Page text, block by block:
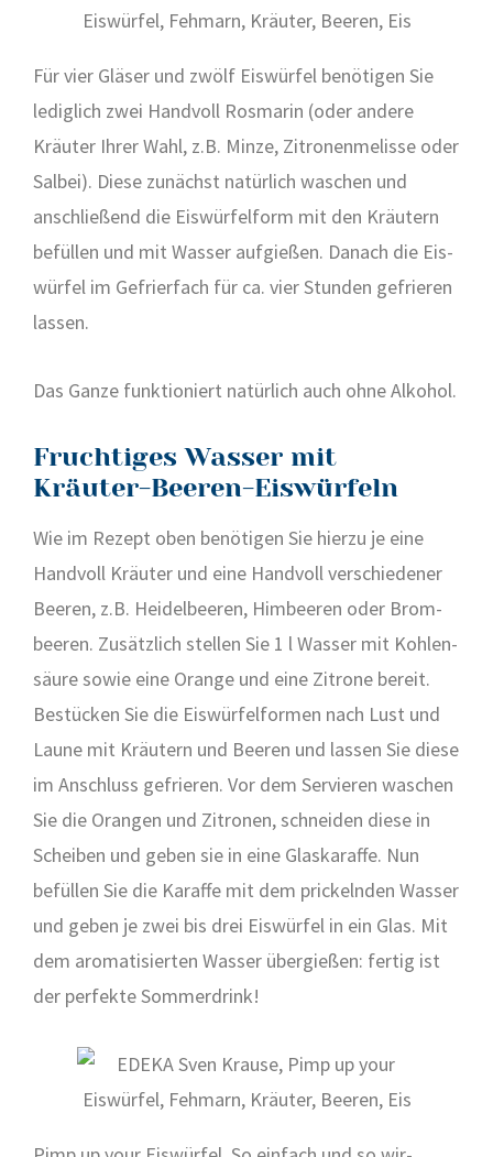
Für vier Glä­ser und zwölf Eis­wür­fel benö­ti­gen Sie
ledig­lich zwei Hand­voll Ros­ma­rin (oder ande­re
Kräu­ter Ihrer Wahl, z.B. Min­ze, Zitro­nen­me­lis­se oder
Sal­bei). Die­se zunächst natür­lich waschen und
anschlie­ßend die Eis­wür­fel­form mit den Kräu­tern
befül­len und mit Was­ser auf­gie­ßen. Danach die Eis­
wür­fel im Gefrier­fach für ca. vier Stun­den gefrie­ren
las­sen.
Das Gan­ze funk­tio­niert natür­lich auch ohne Alko­hol.
Fruchtiges Wasser mit
Kräuter-Beeren-Eiswürfeln
Wie im Rezept oben benö­ti­gen Sie hier­zu je eine
Hand­voll Kräu­ter und eine Hand­voll ver­schie­de­ner
Bee­ren, z.B. Hei­del­bee­ren, Him­bee­ren oder Brom­
bee­ren. Zusätz­lich stel­len Sie 1 l Was­ser mit Koh­len­
säu­re sowie eine Oran­ge und eine Zitro­ne bereit.
Bestü­cken Sie die Eis­wür­fel­for­men nach Lust und
Lau­ne mit Kräu­tern und Bee­ren und las­sen Sie die­se
im Anschluss gefrie­ren. Vor dem Ser­vie­ren waschen
Sie die Oran­gen und Zitro­nen, schnei­den die­se in
Schei­ben und geben sie in eine Glas­ka­raf­fe. Nun
befül­len Sie die Karaf­fe mit dem pri­ckeln­den Was­ser
und geben je zwei bis drei Eis­wür­fel in ein Glas. Mit
dem aro­ma­ti­sier­ten Was­ser über­gie­ßen: fer­tig ist
der per­fek­te Som­mer­drink!